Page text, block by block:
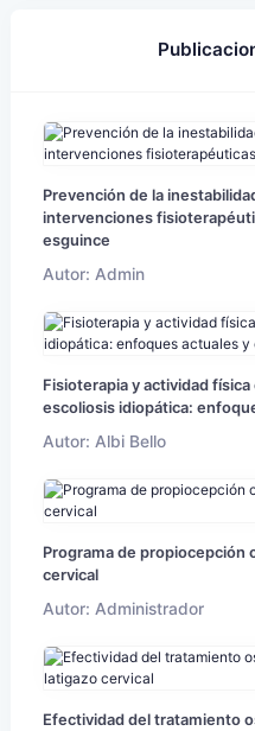
Prevención de la
intervenciones
esguince
Autor: Admin
Fisioterapia y actividad
escoliosis idiopática:
Autor: Albi Bello
Programa de propiocepción
cervical
Autor: Administrador
Efectividad del tratamiento